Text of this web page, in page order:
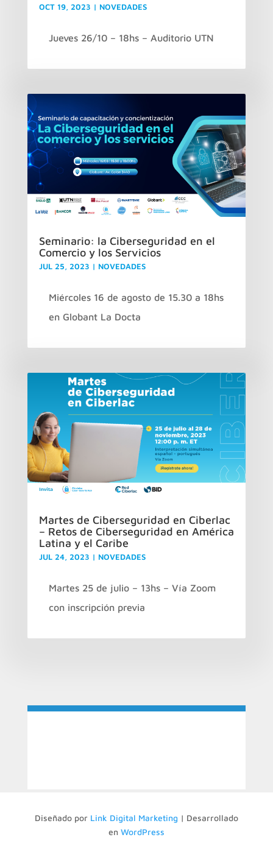
OCT 19, 2023 | NOVEDADES
Jueves 26/10 – 18hs – Auditorio UTN
Seminario: la Ciberseguridad en el
Comercio y los Servicios
JUL 25, 2023 | NOVEDADES
Miércoles 16 de agosto de 15.30 a 18hs
en Globant La Docta
Martes de Ciberseguridad en Ciberlac
– Retos de Ciberseguridad en América
Latina y el Caribe
JUL 24, 2023 | NOVEDADES
Martes 25 de julio – 13hs – Vía Zoom
con inscripción previa
Diseñado por Link Digital Marketing | Desarrollado
en WordPress